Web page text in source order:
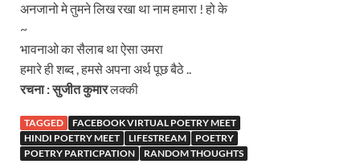
अनजानो मे तुमने लिख रखा था नाम हमारा ! हो के
~
भावनाओ का सैलाब था ऐसा उमरा
हमारे ही शब्द , हमसे अपना अर्थ पूछ बैठे ..
रचना :सुजीतकुमारलक्की
TAGGED
FACEBOOK VIRTUAL POETRY MEET
HINDI POETRY MEET
LIFESTREAM
POETRY
POETRY PARTICPATION
RANDOM THOUGHTS